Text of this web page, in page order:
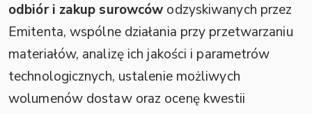
odbiór i zakup surowców odzyskiwanych przez
Emitenta, wspólne działania przy przetwarzaniu
materiałów, analizę ich jakości i parametrów
technologicznych, ustalenie możliwych
wolumenów dostaw oraz ocenę kwestii